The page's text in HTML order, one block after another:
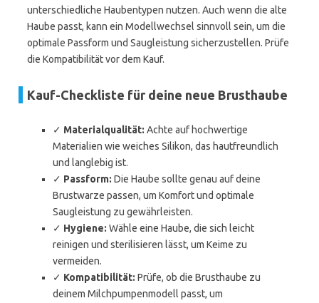
unterschiedliche Haubentypen nutzen. Auch wenn die alte
Haube passt, kann ein Modellwechsel sinnvoll sein, um die
optimale Passform und Saugleistung sicherzustellen. Prüfe
die Kompatibilität vor dem Kauf.
Kauf-Checkliste für deine neue Brusthaube
✓ Materialqualität: Achte auf hochwertige
Materialien wie weiches Silikon, das hautfreundlich
und langlebig ist.
✓ Passform: Die Haube sollte genau auf deine
Brustwarze passen, um Komfort und optimale
Saugleistung zu gewährleisten.
✓ Hygiene: Wähle eine Haube, die sich leicht
reinigen und sterilisieren lässt, um Keime zu
vermeiden.
✓ Kompatibilität: Prüfe, ob die Brusthaube zu
deinem Milchpumpenmodell passt, um